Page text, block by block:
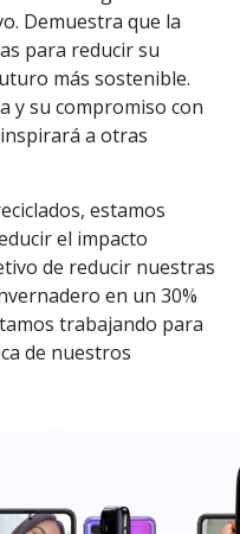
Demuestra que la
para reducir su
más sostenible.
y su compromiso con
a otras
estamos
el impacto
de reducir nuestras
en un 30%
trabajando para
de nuestros